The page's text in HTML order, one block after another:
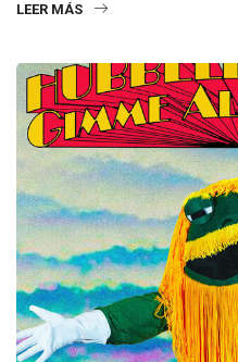
LEER MÁS